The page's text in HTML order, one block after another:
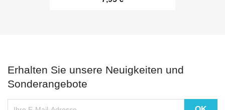
Erhalten Sie unsere Neuigkeiten und
Sonderangebote